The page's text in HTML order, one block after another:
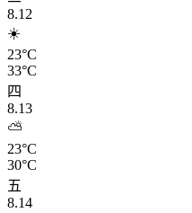
8.12
☀️
23°C
33°C
四
8.13
⛅
23°C
30°C
五
8.14